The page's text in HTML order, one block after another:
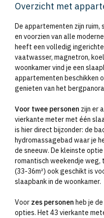
Overzicht met
De appartementen zijn
en voorzien van alle
heeft een volledig
vaatwasser, magnetron,
woonkamer vind je een
appartementen beschikken
genieten van het
Voor twee personen zijn er
vierkante meter met één
is hier direct bijzonder: de
hydromassagebad waar je
de sneeuw. De kleinste
romantisch weekendje
(33-36m²) ook geschikt is
slaapbank in de woonkamer.
Voor zes personen heb je
opties. Het 43 vierkante